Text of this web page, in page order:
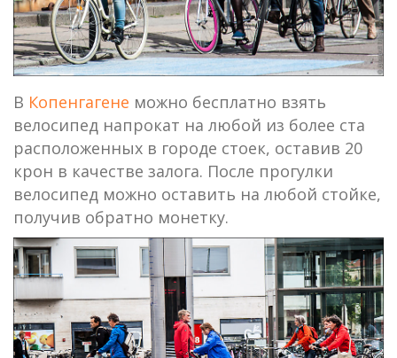
В Копенгагене можно бесплатно взять
велосипед напрокат на любой из более ста
расположенных в городе стоек, оставив 20
крон в качестве залога. После прогулки
велосипед можно оставить на любой стойке,
получив обратно монетку.